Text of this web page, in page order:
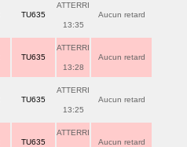
TU635
ATTERRI
13:35
Aucun retard
TU635
ATTERRI
13:28
Aucun retard
TU635
ATTERRI
13:25
Aucun retard
TU635
ATTERRI
Aucun retard